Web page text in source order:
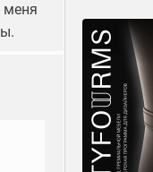
меня